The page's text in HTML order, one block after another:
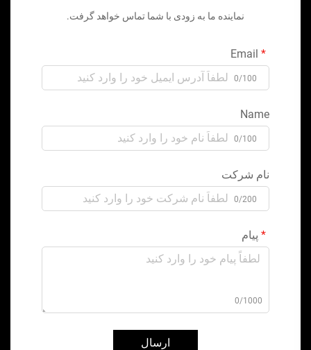
نماینده ما به زودی با شما تماس خواهد گرفت.
0/100
Name
0/100
نام شرکت
0/200
پیام
0/1000
ارسال